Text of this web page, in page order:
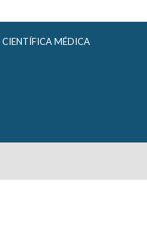
MÉDICA